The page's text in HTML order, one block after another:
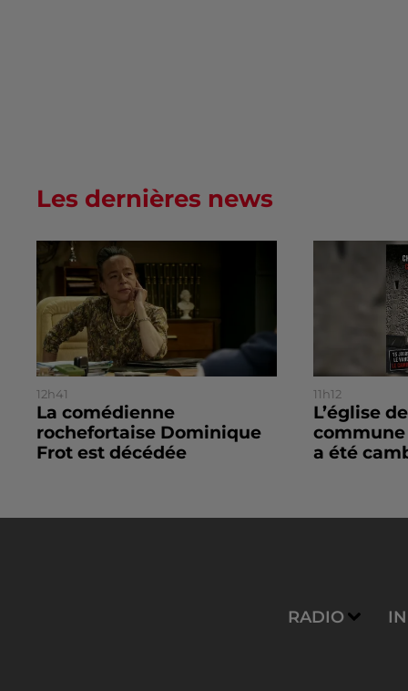
Les dernières news
12h41
La comédienne
rochefortaise Dominique
Frot est décédée
11h12
L’église
commune
a été
RADIO